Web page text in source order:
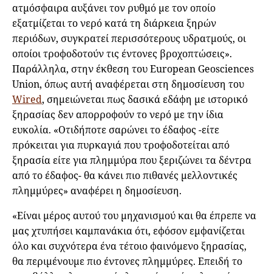
ατμόσφαιρα αυξάνει τον ρυθμό με τον οποίο
εξατμίζεται το νερό κατά τη διάρκεια ξηρών
περιόδων, συγκρατεί περισσότερους υδρατμούς, οι
οποίοι τροφοδοτούν τις έντονες βροχοπτώσεις».
Παράλληλα, στην έκθεση του European Geosciences
Union, όπως αυτή αναφέρεται στη δημοσίευση του
Wired, σημειώνεται πως δασικά εδάφη με ιστορικό
ξηρασίας δεν απορροφούν το νερό με την ίδια
ευκολία. «Οτιδήποτε σαρώνει το έδαφος -είτε
πρόκειται για πυρκαγιά που τροφοδοτείται από
ξηρασία είτε για πλημμύρα που ξεριζώνει τα δέντρα
από το έδαφος- θα κάνει πιο πιθανές μελλοντικές
πλημμύρες» αναφέρει η δημοσίευση.
«Είναι μέρος αυτού του μηχανισμού και θα έπρεπε να
μας χτυπήσει καμπανάκια ότι, εφόσον εμφανίζεται
όλο και συχνότερα ένα τέτοιο φαινόμενο ξηρασίας,
θα περιμένουμε πιο έντονες πλημμύρες. Επειδή το